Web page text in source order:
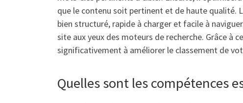
que le contenu soit pertinent et de haute qualité.
bien structuré, rapide à charger et facile à
site aux yeux des moteurs de recherche. Grâce à
significativement à améliorer le classement de
Quelles sont les compétences